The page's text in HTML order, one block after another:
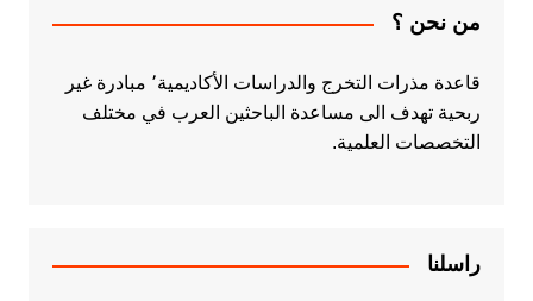
من نحن ؟
قاعدة مذرات التخرج والدراسات الأكاديمية٬ مبادرة غير
ربحية تهدف الى مساعدة الباحثين العرب في مختلف
التخصصات العلمية.
راسلنا